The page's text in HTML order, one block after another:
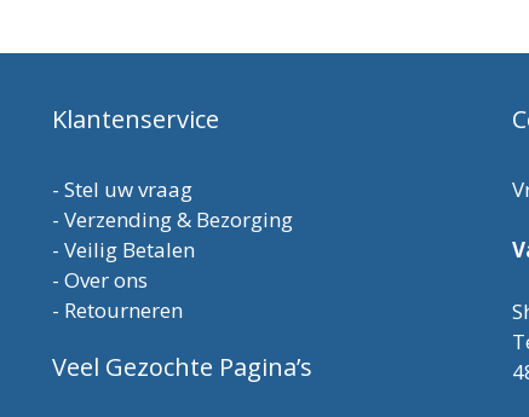
Klantenservice
- Stel uw vraag
- Verzending & Bezorging
- Veilig Betalen
- Over ons
- Retourneren
Veel Gezochte Pagina’s